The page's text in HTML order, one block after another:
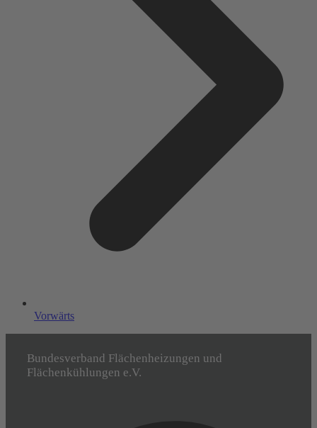
Vorwärts
Bundesverband Flächenheizungen und
Flächenkühlungen e.V.